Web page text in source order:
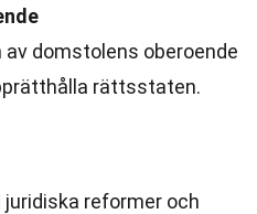
domstolens oberoende
rättsstaten.
reformer och